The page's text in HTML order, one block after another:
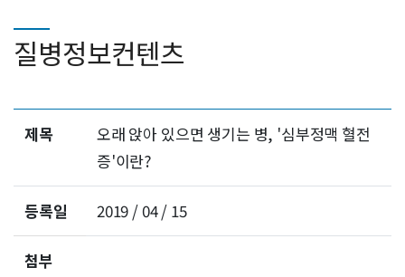
질병정보컨텐츠
제목
오래 앉아 있으면 생기는 병, '심부정맥 혈전
증'이란?
등록일 2019 / 04 / 15
첨부